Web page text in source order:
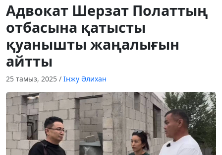
Адвокат Шерзат Полаттың
отбасына қатысты
қуанышты жаңалығын
айтты
25 тамыз, 2025 / Інжу Әлихан